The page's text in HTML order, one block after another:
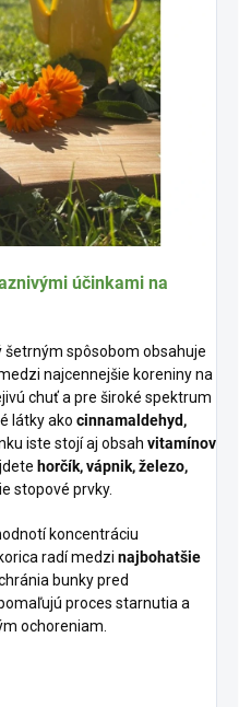
účinkami na
šetrným spôsobom obsahuje
najcennejšie koreniny na
chuť a pre široké spektrum
látky ako cinnamaldehyd,
iste stojí aj obsah vitamínov
horčík, vápnik, železo,
stopové prvky.
koncentráciu
radí medzi najbohatšie
bunky pred
proces starnutia a
ochoreniam.